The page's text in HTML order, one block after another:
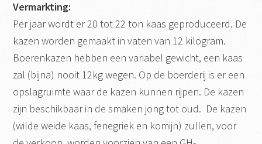
Vermarkting:
Per jaar wordt er 20 tot 22 ton kaas geproduceerd. De
kazen worden gemaakt in vaten van 12 kilogram.
Boerenkazen hebben een variabel gewicht, een kaas
zal (bijna) nooit 12kg wegen. Op de boerderij is er een
opslagruimte waar de kazen kunnen rijpen. De kazen
zijn beschikbaar in de smaken jong tot oud. De kazen
(wilde weide kaas, fenegriek en komijn) zullen, voor